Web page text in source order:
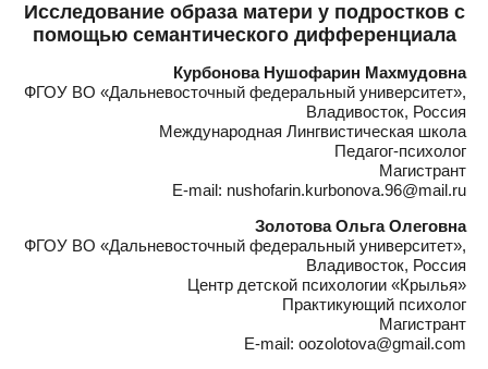
Исследование образа матери у подростков с
помощью семантического дифференциала
Курбонова Нушофарин Махмудовна
ФГОУ ВО «Дальневосточный федеральный университет»,
Владивосток, Россия
Международная Лингвистическая школа
Педагог-психолог
Магистрант
E-mail: nushofarin.kurbonova.96@mail.ru
Золотова Ольга Олеговна
ФГОУ ВО «Дальневосточный федеральный университет»,
Владивосток, Россия
Центр детской психологии «Крылья»
Практикующий психолог
Магистрант
E-mail: oozolotova@gmail.com